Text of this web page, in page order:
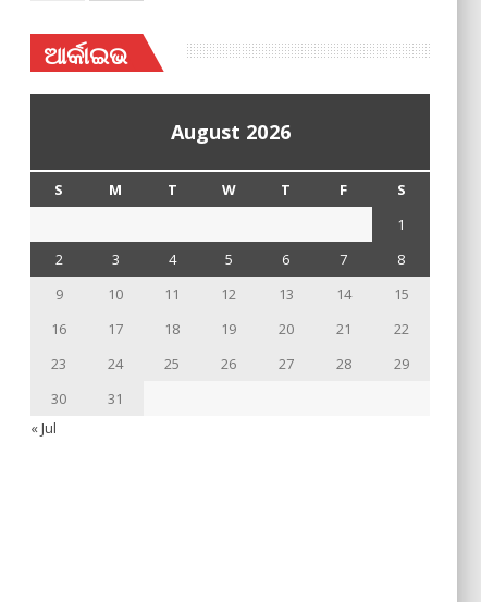
ଆର୍କାଇଭ
August 2026
S M T W T F
S
1
2
3 4 5 6 7
8
9
10 11 12 13 14
15
16
17 18 19 20 21
22
23
24 25 26 27 28
29
30
31
« Jul